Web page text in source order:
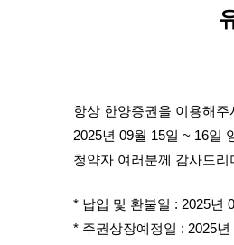
항상 한양증권을 이용해
2025년 09월 15일 ~ 16일
청약자 여러분께 감사드
* 납입 및 환불일 : 2025년
* 주권상장예정일 : 2025